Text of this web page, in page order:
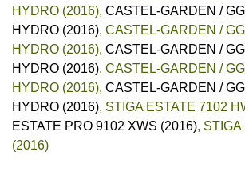
HYDRO (2016), CASTEL-GARDEN /
HYDRO (2016), CASTEL-GARDEN /
HYDRO (2016), CASTEL-GARDEN /
HYDRO (2016), CASTEL-GARDEN /
HYDRO (2016), CASTEL-GARDEN /
HYDRO (2016), STIGA ESTATE 7102
ESTATE PRO 9102 XWS (2016), STIGA
(2016)